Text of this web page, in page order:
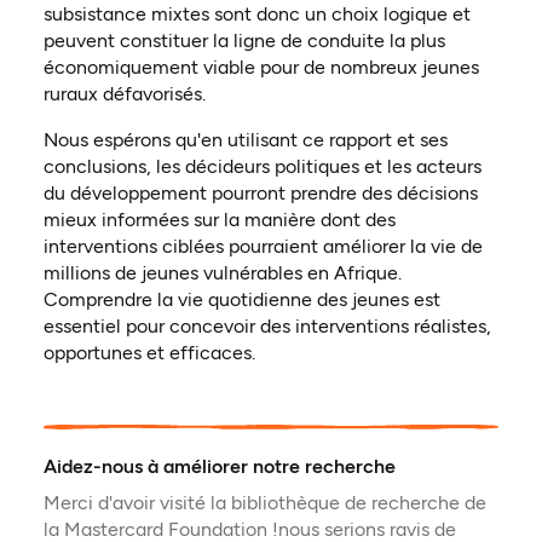
subsistance mixtes sont donc un choix logique et
peuvent constituer la ligne de conduite la plus
économiquement viable pour de nombreux jeunes
ruraux défavorisés.
Nous espérons qu'en utilisant ce rapport et ses
conclusions, les décideurs politiques et les acteurs
du développement pourront prendre des décisions
mieux informées sur la manière dont des
interventions ciblées pourraient améliorer la vie de
millions de jeunes vulnérables en Afrique.
Comprendre la vie quotidienne des jeunes est
essentiel pour concevoir des interventions réalistes,
opportunes et efficaces.
Aidez-nous à améliorer notre recherche
Merci d'avoir visité la bibliothèque de recherche de
la Mastercard Foundation !nous serions ravis de